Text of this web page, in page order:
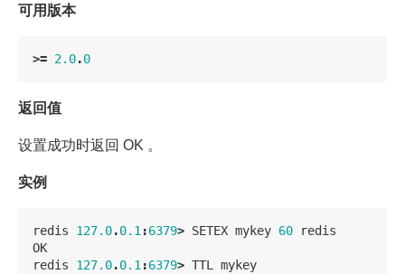
可用版本
>= 2.0.0
返回值
设置成功时返回 OK 。
实例
redis 127.0.0.1:6379> SETEX mykey 60
redis
OK
redis
127.0.0.1:6379> TTL mykey